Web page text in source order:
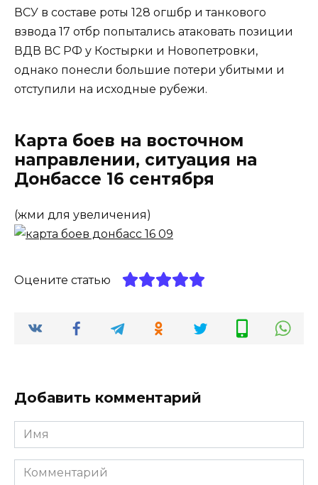
ВСУ в составе роты 128 огшбр и танкового
взвода 17 отбр попытались атаковать позиции
ВДВ ВС РФ у Костырки и Новопетровки,
однако понесли большие потери убитыми и
отступили на исходные рубежи.
Карта боев на восточном
направлении, ситуация на
Донбассе 16 сентября
(жми для увеличения)
Оцените статью
Добавить комментарий
Имя
*
Комментарий